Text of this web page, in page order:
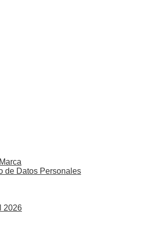
de Datos Personales
2026